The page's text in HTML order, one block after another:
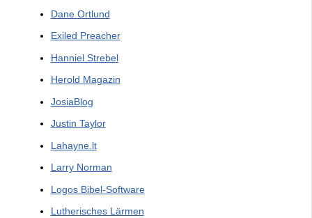
Dane Ortlund
Exiled Preacher
Hanniel Strebel
Herold Magazin
JosiaBlog
Justin Taylor
Lahayne.lt
Larry Norman
Logos Bibel-Software
Lutherisches Lärmen